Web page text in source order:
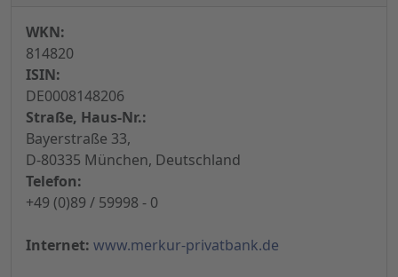
WKN:
814820
ISIN:
DE0008148206
Straße, Haus-Nr.:
Bayerstraße 33,
D-80335 München, Deutschland
Telefon:
+49 (0)89 / 59998 - 0
Internet: www.merkur-privatbank.de